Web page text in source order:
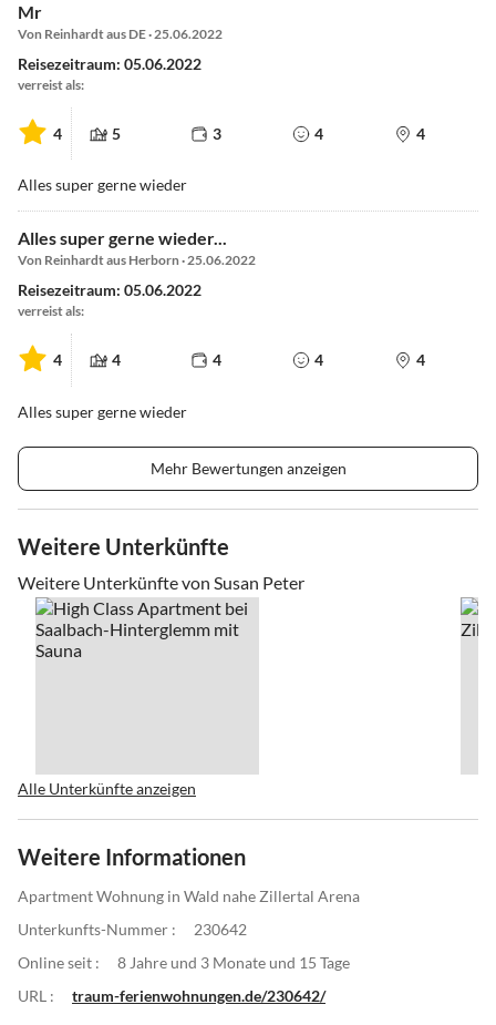
Mr
Von Reinhardt aus DE · 25.06.2022
Reisezeitraum: 05.06.2022
verreist als:
4 5 3 4 4
Alles super gerne wieder
Alles super gerne wieder...
Von Reinhardt aus Herborn · 25.06.2022
Reisezeitraum: 05.06.2022
verreist als:
4 4 4 4 4
Alles super gerne wieder
Mehr Bewertungen anzeigen
Weitere Unterkünfte
Weitere Unterkünfte von Susan Peter
Alle Unterkünfte anzeigen
Weitere Informationen
Apartment Wohnung in Wald nahe Zillertal Arena
Unterkunfts-Nummer :
230642
Online seit :
8 Jahre und 3 Monate und 15 Tage
URL :
traum-ferienwohnungen.de/230642/